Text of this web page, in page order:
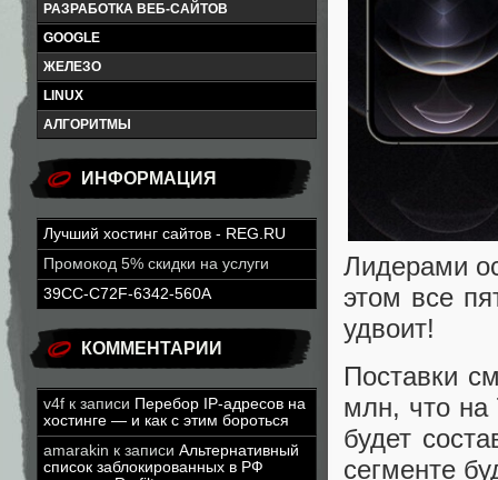
РАЗРАБОТКА ВЕБ-САЙТОВ
GOOGLE
ЖЕЛЕЗО
LINUX
АЛГОРИТМЫ
ИНФОРМАЦИЯ
Лучший хостинг сайтов - REG.RU
Промокод 5% скидки на услуги
39CC-C72F-6342-560A
КОММЕНТАРИИ
v4f к записи Перебор IP-адресов на
хостинге — и как с этим бороться
amarakin к записи Альтернативный
список заблокированных в РФ
Лидерами
этом все
удвоит!
Поставки
млн, что на
будет
сегменте